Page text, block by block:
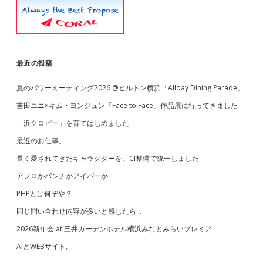
最近の投稿
夏のパワーミーティング2026 @ヒルトン横浜「Allday Dining Parade」
吉田ユニ×キム・ヨンジュン「Face to Face」作品展に行ってきました
「浜クロピー」を育てはじめました
最近のお仕事。
長く愛されてきたキャラクターを、CI整備で統一しました
アフロかパンチかアイパーか
PHPとは何ぞや？
同じ問い合わせ内容が多いと感じたら…
2026新年会 at 三井ガーデンホテル横浜みなとみらいプレミア
AIとWEBサイト。